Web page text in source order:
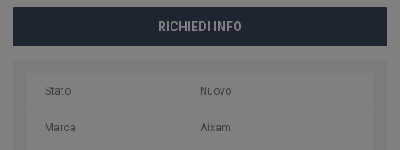
RICHIEDI INFO
Stato Nuovo
Marca Aixam